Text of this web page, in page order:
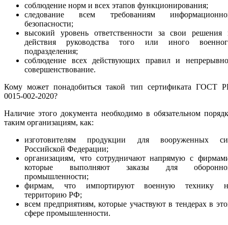
соблюдение норм и всех этапов функционирования;
следование всем требованиям
безопасности;
высокий уровень ответственности за свои решения
действия руководства того или иного
подразделения;
соблюдение всех действующих правил и
совершенствование.
Кому может понадобиться такой тип сертификата ГОСТ
0015-002-2020?
Наличие этого документа необходимо в обязательном
таким организациям, как:
изготовителям продукции для вооруженных
Российской Федерации;
организациям, что сотрудничают напрямую с
которые выполняют заказы для
промышленности;
фирмам, что импортируют военную технику
территорию РФ;
всем предприятиям, которые участвуют в тендерах в
сфере промышленности.